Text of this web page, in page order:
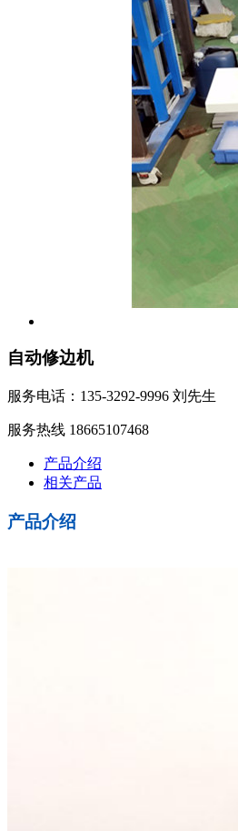
自动修边机
服务电话：135-3292-9996 刘先生
服务热线 18665107468
产品介绍
相关产品
产品介绍